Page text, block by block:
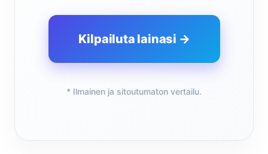
Kilpailuta lainasi →
* Ilmainen ja sitoutumaton vertailu.